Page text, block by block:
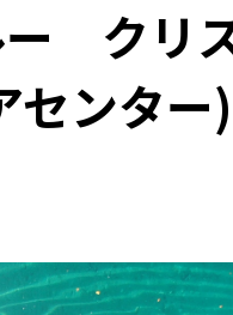
クリ
センター)